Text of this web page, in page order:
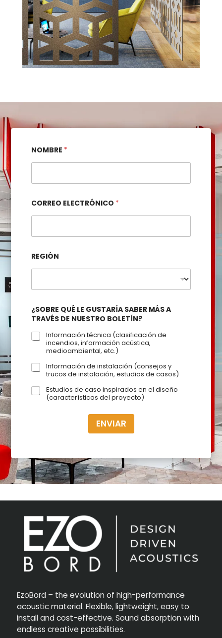
NOMBRE *
CORREO ELECTRÓNICO *
REGIÓN
¿SOBRE QUÉ LE GUSTARÍA SABER MÁS A
TRAVÉS DE NUESTRO BOLETÍN?
Información técnica (clasificación de
incendios, información acústica,
medioambiental, etc.)
Información de instalación (consejos y
trucos de instalación, estudios de casos)
Estudios de caso inspirados en el diseño
(características del proyecto)
ENVIAR
EzoBord – the evolution of high-performance
acoustic material. Flexible, lightweight, easy to
install and cost-effective. Sound absorption with
endless creative possibilities.